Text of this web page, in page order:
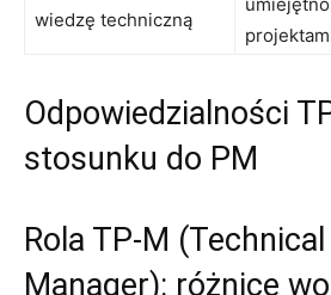
wiedzę techniczną
Odpowiedzialności
stosunku do PM
Rola TP-M
Manager): różnice